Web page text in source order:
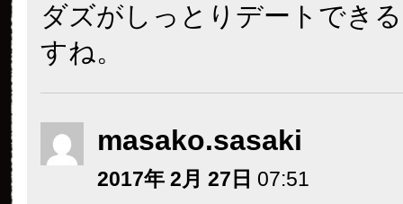
ダズがしっとりデートでき
すね。
masako.sasaki
2017年 2月 27日 07:51